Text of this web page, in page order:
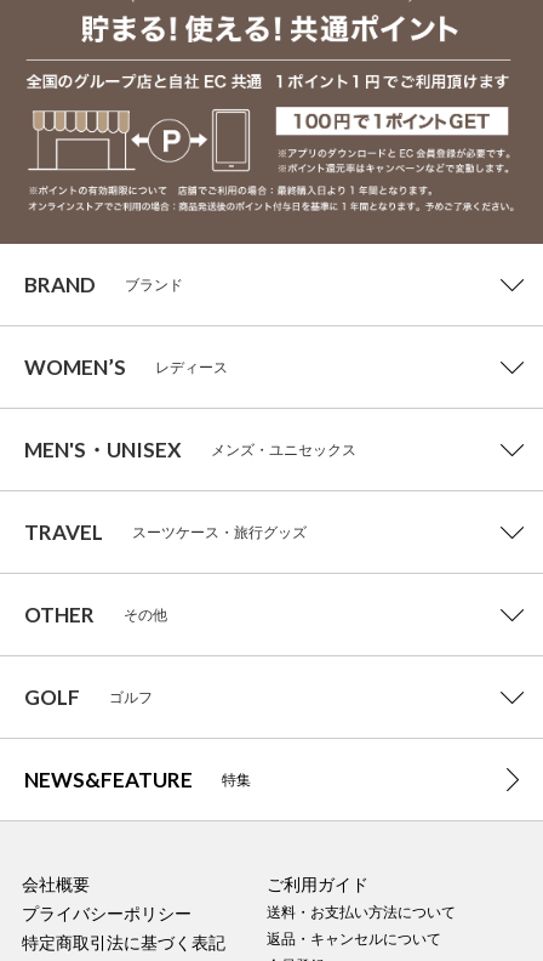
BRAND ブランド
WOMEN’S レディース
MEN'S・UNISEX メンズ・ユニセックス
TRAVEL スーツケース・旅行グッズ
OTHER その他
GOLF ゴルフ
NEWS&FEATURE 特集
会社概要
プライバシーポリシー
特定商取引法に基づく表記
ご利用ガイド
送料・お支払い方法について
返品・キャンセルについて